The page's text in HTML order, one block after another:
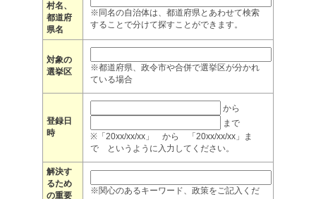
村名、
都道府
県名
※同名の自治体は、都道府県とあわせて検索
することで分けて探すことができます。
対象の
選挙区
※都道府県、政令市や合併で選挙区が分かれ
ている場合
登録日
時
から
まで
※「20xx/xx/xx」 から 「20xx/xx/xx」ま
で というように入力してください。
解決す
るため
の重要
※関心のあるキーワード、政策をご記入くだ